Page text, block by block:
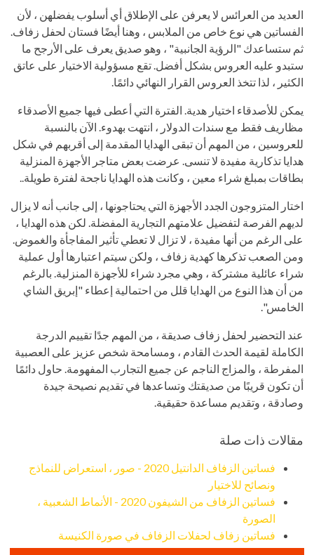
العديد من العرائس لا يعرفن على الإطلاق أي أسلوب يفضلهن ، لأن
الفساتين هي نوع خاص من الملابس ، وهنا أيضًا فستان لحفل زفاف.
ثم ستساعدك "الرؤية الجانبية" ، وهو صديق يعرف على الأرجح ما
ستبدو عليه العروس بشكل أفضل. تقع مسؤولية الاختيار على عاتق
الكثير ، لذا تتخذ العروس القرار النهائي دائمًا.
يمكن للأصدقاء اختيار هدية. الفترة التي أعطى فيها جميع الأصدقاء
مظاريف فقط مع سندات الدولار ، انتهت بهدوء. الآن بالنسبة
للعروسين ، من المهم أن تبقى الهدايا المقدمة إلى أقربهم في شكل
هدايا تذكارية مفيدة لا تنسى. عرضت بعض متاجر الأجهزة المنزلية
بطاقات بمبلغ شراء معين ، وكانت هذه الهدايا ناجحة لفترة طويلة..
اختار المتزوجون الجدد الأجهزة التي يحتاجونها ، إلى جانب أنه لا يزال
لديهم الفرصة لتفضيل علامتهم التجارية المفضلة. لكن هذه الهدايا ،
على الرغم من أنها مفيدة ، لا تزال لا تعطي تأثير المفاجأة والغموض.
ومن الصعب تذكرها كهدية زفاف ، ولكن سيتم اعتبارها أول عملية
شراء عائلية مشتركة ، وهي مجرد شراء للأجهزة المنزلية. بالرغم
من أن هذا النوع من الهدايا قلل من احتمالية إعطاء "إبريق الشاي
الخامس".
عند التحضير لحفل زفاف صديقة ، من المهم جدًا تقييم الدرجة
الكاملة لقيمة الحدث القادم ، ومسامحة شخص عزيز على العصبية
المفرطة ، والمزاج الناجم عن جميع التجارب المفهومة. حاول دائمًا
أن تكون قريبًا من صديقتك وتساعدها في تقديم نصيحة جيدة
وصادقة ، وتقديم مساعدة حقيقية.
مقالات ذات صلة
فساتين الزفاف الدانتيل 2020 - صور ، استعراض للنماذج
ونصائح للاختيار
فساتين الزفاف من الشيفون 2020 - الأنماط الشعبية ،
الصورة
فساتين زفاف لحفلات الزفاف في صورة الكنيسة